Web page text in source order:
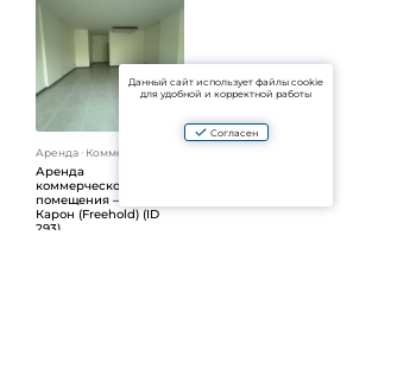
Аренда ᐧ Коммерция
Аренда
коммерческого
помещения — пляж
Карон (Freehold) (ID
293)
Данный сайт использует файлы cookie
для удобной и корректной работы
Согласен